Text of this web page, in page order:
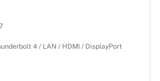
4 / LAN / HDMI / DisplayPort